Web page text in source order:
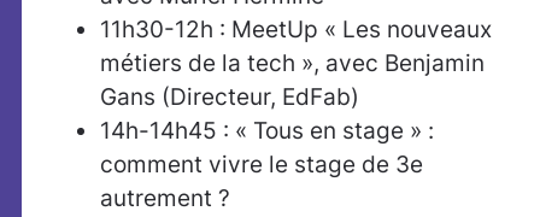
11h30-12h : MeetUp « Les nouveaux
métiers de la tech », avec Benjamin
Gans (Directeur, EdFab)
14h-14h45 : « Tous en stage » :
comment vivre le stage de 3e
autrement ?